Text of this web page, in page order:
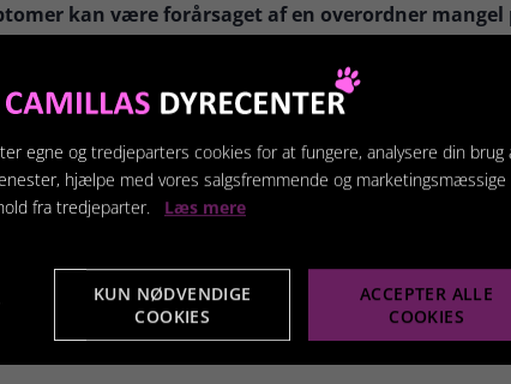
kan være forårsaget af en overordner
- kan variere fra tilstande af massiv sløvhed eller
eller har et "varmt" temperament.
vægttab kombineret med besvær ved at genvinde
mv. Denne tilstand kan være opstået i forbindelse med
dårlige blodværdier, dårlig tarmflora og tarmfunktion,
mm.
egne og tredjeparters cookies for at fungere, analysere din brug
hjælpe med vores salgsfremmende og marketingsmæssige
fra tredjeparter. Læs mere
KUN NØDVENDIGE
COOKIES
ACCEPTER ALLE
COOKIES